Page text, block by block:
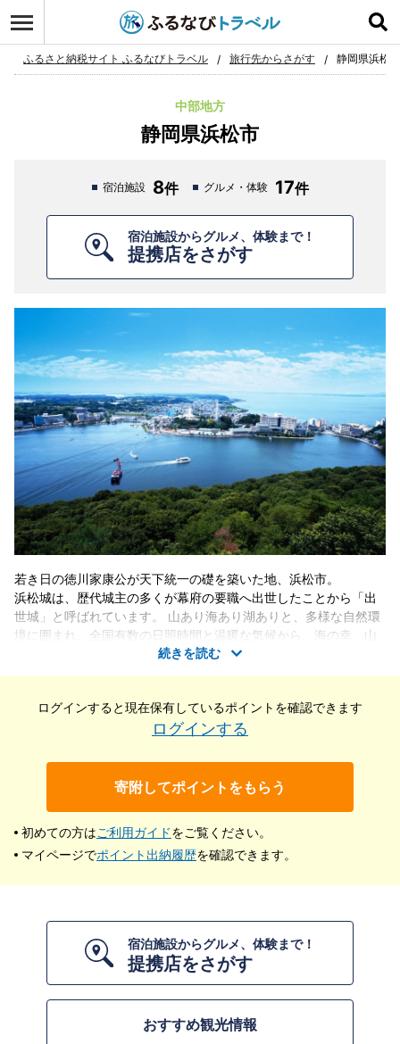
お気に入り
ふるさと納税サイト ふるなびトラベル 旅行先からさがす 静岡県浜松
中部地方
静岡県浜松市
宿泊施設 8 グルメ・体験 17
宿泊施設からグルメ、体験まで！
提携店をさがす
若き日の徳川家康公が天下統一の礎を築いた地、浜松市。
浜松城は、歴代城主の多くが幕府の要職へ出世したことから「出
世城」と呼ばれています。 山あり海あり湖ありと、多様な自然環
境に囲まれ、全国有数の日照時間と温暖な気候から、海の幸、山
の幸がとても豊富な地域です。
り、自慢の農産物が多くあります。
さらに、風光明媚な浜名湖や、ロケ地としても知られる中田島砂
が多く、幅広い世代にお楽しみいただけます。
続きを読む
ログインすると現在保有しているポイントを確認できます
ログインする
寄附してポイントをもらう
初めての方はご利用ガイドをご覧ください。
マイページでポイント出納履歴を確認できます。
宿泊施設からグルメ、体験まで！
提携店をさがす
おすすめ観光情報